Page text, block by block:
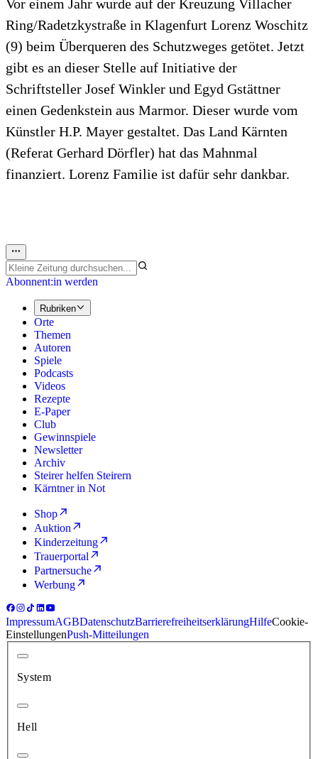
Vor einem Jahr wurde auf der Kreuzung Villacher
Ring/Radetzkystraße in Klagenfurt Lorenz Woschitz
(9) beim Überqueren des Schutzweges getötet. Jetzt
gibt es an dieser Stelle auf Initiative der
Schriftsteller Josef Winkler und Egyd Gstättner
einen Gedenkstein aus Marmor. Dieser wurde vom
Künstler H.P. Mayer gestaltet. Das Land Kärnten
(Referat Gerhard Dörfler) hat das Mahnmal
finanziert. Lorenz Familie ist dafür sehr dankbar.
Abonnent:in werden
Rubriken
Orte
Themen
Autoren
Spiele
Podcasts
Videos
Rezepte
E-Paper
Club
Gewinnspiele
Newsletter
Archiv
Steirer helfen Steirern
Kärntner in Not
Shop
Auktion
Kinderzeitung
Trauerportal
Partnersuche
Werbung
ImpressumAGBDatenschutzBarrierefreiheitserklärungHilfeCookie-
EinstellungenPush-Mitteilungen
System
Hell